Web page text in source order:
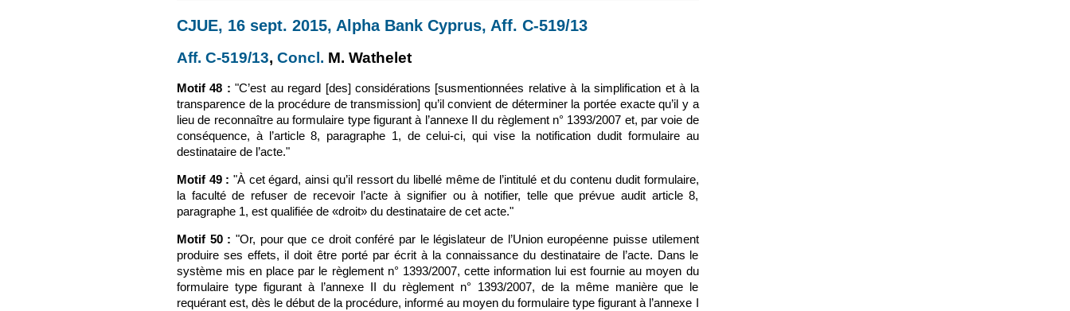
CJUE, 16 sept. 2015, Alpha Bank Cyprus, Aff. C-519/13
Aff. C-519/13(le lien est externe)
, Concl. (le lien est externe)
M. Wathelet
Motif 48 : "C’est au regard [des] considérations [susmentionnées relative à la simplification et à la
transparence de la procédure de transmission] qu’il convient de déterminer la portée exacte qu’il y a
lieu de reconnaître au formulaire type figurant à l’annexe II du règlement n° 1393/2007 et, par voie de
conséquence, à l’article 8, paragraphe 1, de celui-ci, qui vise la notification dudit formulaire au
destinataire de l’acte."
Motif 49 : "À cet égard, ainsi qu’il ressort du libellé même de l’intitulé et du contenu dudit formulaire,
la faculté de refuser de recevoir l’acte à signifier ou à notifier, telle que prévue audit article 8,
paragraphe 1, est qualifiée de «droit» du destinataire de cet acte."
Motif 50 : "Or, pour que ce droit conféré par le législateur de l’Union européenne puisse utilement
produire ses effets, il doit être porté par écrit à la connaissance du destinataire de l’acte. Dans le
système mis en place par le règlement n° 1393/2007, cette information lui est fournie au moyen du
formulaire type figurant à l’annexe II du règlement n° 1393/2007, de la même manière que le
requérant est, dès le début de la procédure, informé au moyen du formulaire type figurant à l’annexe I